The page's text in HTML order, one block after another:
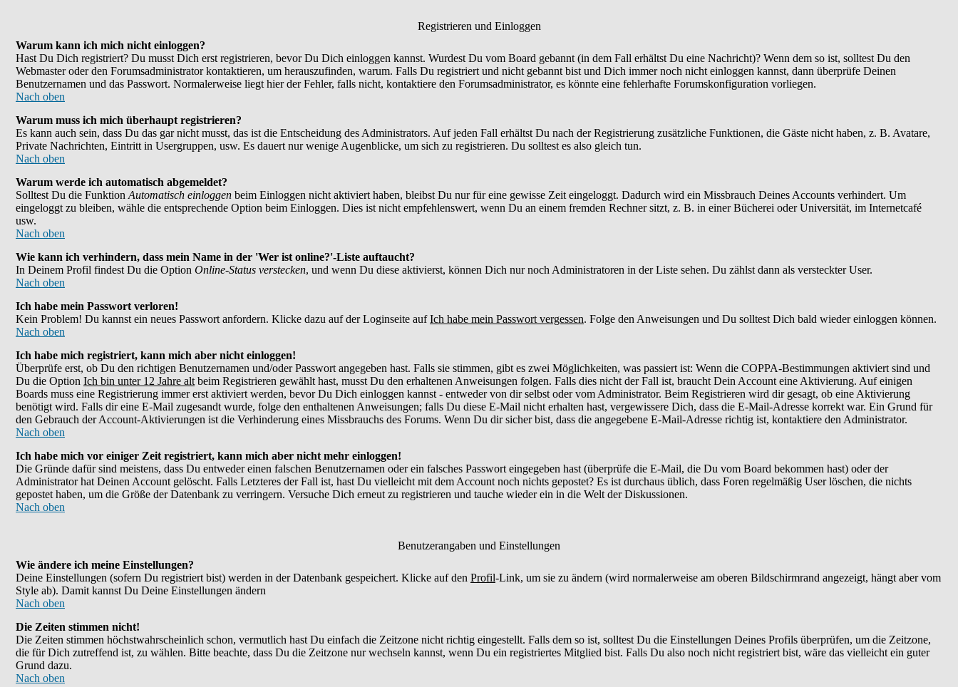
Registrieren und Einloggen
Warum kann ich mich nicht einloggen?
Hast Du Dich registriert? Du musst Dich erst registrieren, bevor Du Dich einloggen kannst. Wurdest Du vom Board gebannt (in dem Fall erhältst Du eine Nachricht)? Wenn dem so ist, solltest Du den
Webmaster oder den Forumsadministrator kontaktieren, um herauszufinden, warum. Falls Du registriert und nicht gebannt bist und Dich immer noch nicht einloggen kannst, dann überprüfe Deinen
Benutzernamen und das Passwort. Normalerweise liegt hier der Fehler, falls nicht, kontaktiere den Forumsadministrator, es könnte eine fehlerhafte Forumskonfiguration vorliegen.
Nach oben
Warum muss ich mich überhaupt registrieren?
Es kann auch sein, dass Du das gar nicht musst, das ist die Entscheidung des Administrators. Auf jeden Fall erhältst Du nach der Registrierung zusätzliche Funktionen, die Gäste nicht haben, z. B. Avatare,
Private Nachrichten, Eintritt in Usergruppen, usw. Es dauert nur wenige Augenblicke, um sich zu registrieren. Du solltest es also gleich tun.
Nach oben
Warum werde ich automatisch abgemeldet?
Solltest Du die Funktion Automatisch einloggen beim Einloggen nicht aktiviert haben, bleibst Du nur für eine gewisse Zeit eingeloggt. Dadurch wird ein Missbrauch Deines Accounts verhindert. Um
eingeloggt zu bleiben, wähle die entsprechende Option beim Einloggen. Dies ist nicht empfehlenswert, wenn Du an einem fremden Rechner sitzt, z. B. in einer Bücherei oder Universität, im Internetcafé
usw.
Nach oben
Wie kann ich verhindern, dass mein Name in der 'Wer ist online?'-Liste auftaucht?
In Deinem Profil findest Du die Option Online-Status verstecken, und wenn Du diese aktivierst, können Dich nur noch Administratoren in der Liste sehen. Du zählst dann als versteckter User.
Nach oben
Ich habe mein Passwort verloren!
Kein Problem! Du kannst ein neues Passwort anfordern. Klicke dazu auf der Loginseite aufIch habe mein Passwort vergessen. Folge den Anweisungen und Du solltest Dich bald wieder einloggen können.
Nach oben
Ich habe mich registriert, kann mich aber nicht einloggen!
Überprüfe erst, ob Du den richtigen Benutzernamen und/oder Passwort angegeben hast. Falls sie stimmen, gibt es zwei Möglichkeiten, was passiert ist: Wenn die COPPA-Bestimmungen aktiviert sind und
Du die Option Ich bin unter 12 Jahre alt beim Registrieren gewählt hast, musst Du den erhaltenen Anweisungen folgen. Falls dies nicht der Fall ist, braucht Dein Account eine Aktivierung. Auf einigen
Boards muss eine Registrierung immer erst aktiviert werden, bevor Du Dich einloggen kannst - entweder von dir selbst oder vom Administrator. Beim Registrieren wird dir gesagt, ob eine Aktivierung
benötigt wird. Falls dir eine E-Mail zugesandt wurde, folge den enthaltenen Anweisungen; falls Du diese E-Mail nicht erhalten hast, vergewissere Dich, dass die E-Mail-Adresse korrekt war. Ein Grund für
den Gebrauch der Account-Aktivierungen ist die Verhinderung eines Missbrauchs des Forums. Wenn Du dir sicher bist, dass die angegebene E-Mail-Adresse richtig ist, kontaktiere den Administrator.
Nach oben
Ich habe mich vor einiger Zeit registriert, kann mich aber nicht mehr einloggen!
Die Gründe dafür sind meistens, dass Du entweder einen falschen Benutzernamen oder ein falsches Passwort eingegeben hast (überprüfe die E-Mail, die Du vom Board bekommen hast) oder der
Administrator hat Deinen Account gelöscht. Falls Letzteres der Fall ist, hast Du vielleicht mit dem Account noch nichts gepostet? Es ist durchaus üblich, dass Foren regelmäßig User löschen, die nichts
gepostet haben, um die Größe der Datenbank zu verringern. Versuche Dich erneut zu registrieren und tauche wieder ein in die Welt der Diskussionen.
Nach oben
Benutzerangaben und Einstellungen
Wie ändere ich meine Einstellungen?
Deine Einstellungen (sofern Du registriert bist) werden in der Datenbank gespeichert. Klicke auf den Profil-Link, um sie zu ändern (wird normalerweise am oberen Bildschirmrand angezeigt, hängt aber vom
Style ab). Damit kannst Du Deine Einstellungen ändern
Nach oben
Die Zeiten stimmen nicht!
Die Zeiten stimmen höchstwahrscheinlich schon, vermutlich hast Du einfach die Zeitzone nicht richtig eingestellt. Falls dem so ist, solltest Du die Einstellungen Deines Profils überprüfen, um die Zeitzone,
die für Dich zutreffend ist, zu wählen. Bitte beachte, dass Du die Zeitzone nur wechseln kannst, wenn Du ein registriertes Mitglied bist. Falls Du also noch nicht registriert bist, wäre das vielleicht ein guter
Grund dazu.
Nach oben